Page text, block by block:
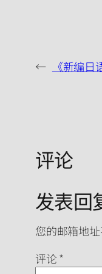
← 《新编
评论
发表回
您的邮箱地址
评论*